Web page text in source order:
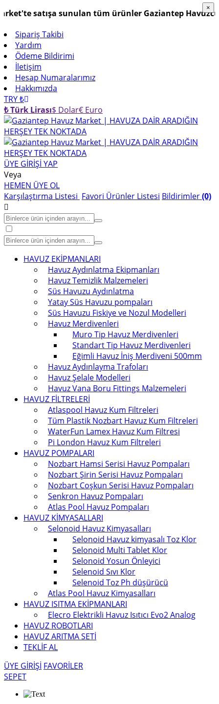
satışa sunulan tüm ürünler Gaziantep
Sipariş Takibi
Yardım
Ödeme Bildirimi
İletişim
Hesap Numaralarımız
Hakkımızda
TRY ₺
₺ Türk Lirası$ Dolar€ Euro
ÜYE GİRİŞİ YAP
Veya
HEMEN ÜYE OL
Karşılaştırma Listesi Favori Ürünler Listesi Bildirimler(0)
HAVUZ EKİPMANLARI
Havuz Aydınlatma Ekipmanları
Havuz Temizlik Malzemeleri
Süs Havuzu Aydınlatma
Yatay Süs Havuzu pompaları
Süs Havuzu Fiskiye ve Nozul Modelleri
Havuz Merdivenleri
Muro Tip Havuz Merdivenleri
Standart Tip Havuz Merdivenleri
Eğimli Havuz İniş Merdiveni 500mm
Havuz Aydınlayma Trafoları
Havuz Şelale Modelleri
Havuz Vana Boru Fittings Malzemeleri
HAVUZ FİLTRELERİ
Atlaspool Havuz Kum Filtreleri
Tüm Plastik Nozbart Havuz Kum Filtreleri
WaterFun Lamex Havuz Kum Filtresi
Pi London Havuz Kum Filtreleri
HAVUZ POMPALARI
Nozbart Hamsi Serisi Havuz Pompaları
Nozbart Şirin Serisi Havuz Pompaları
Nozbart Coşkun Serisi Havuz Pompaları
Senkron Havuz Pompaları
Atlas Pool Havuz Pompaları
HAVUZ KİMYASALLARI
Selonoid Havuz Kimyasalları
Selonoid Havuz kimyasalı Toz Klor
Selonoid Multi Tablet Klor
Selonoid Yosun Önleyici
Selenoid Sıvı Klor
Selenoid Toz Ph düşürücü
Atlas Pool Havuz Kimyasalları
HAVUZ ISITMA EKİPMANLARI
Elecro Elektrikli Havuz Isıtıcı Evo2 Analog
HAVUZ ROBOTLARI
HAVUZ ARITMA SETİ
TEKLİF AL
ÜYE GİRİŞİ FAVORİLER
SEPET
×
×